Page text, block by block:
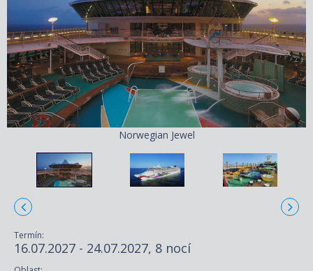
Norwegian Jewel
Termín:
16.07.2027 - 24.07.2027, 8 nocí